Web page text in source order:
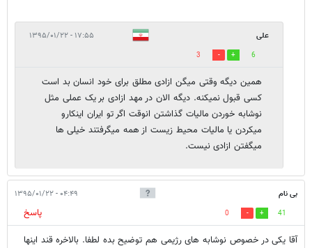
علی ۱۷:۵۵ - ۱۳۹۵/۰۱/۲۲
6
3
همین دیگه وقتی میگن ازادی مطلق برای خود انسان بد است
کسی قبول نمیکنه. دیگه الان در مهد ازادی بر یک عملی مثل
نوشابه خوردن مالیات گذاشتن انوقت اگر تو ایران اینکارو
میکردن یا مالیات محیط زیست از همه میگرفتند خیلی ها
میگفتن ازادی نیست.
بی نام ۰۴:۴۹ - ۱۳۹۵/۰۱/۲۲
41
0
پاسخ
آقا یکی در خصوص نوشابه های رژیمی هم توضیح بده لطفا. بالاخره قند اینها